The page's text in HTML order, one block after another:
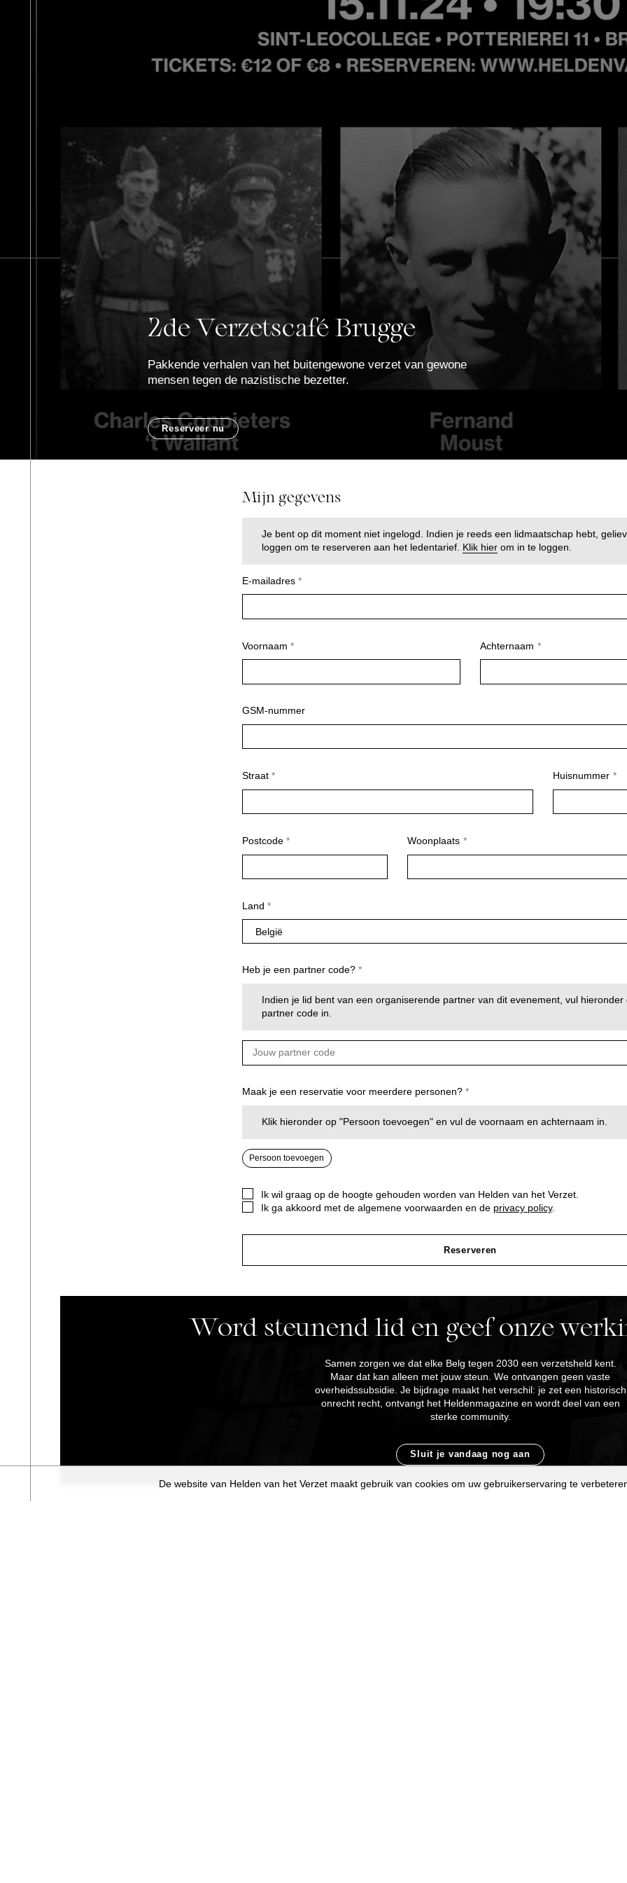
De website van Helden van het Verzet maakt gebruik van cookies om uw gebruikerservaring te
2de Verzetscafé Brugge
Pakkende verhalen van het buitengewone verzet van gewone
mensen tegen de nazistische bezetter.
Reserveer nu
Mijn gegevens
Je bent op dit moment niet ingelogd. Indien je reeds een lidmaatschap hebt,
loggen om te reserveren aan het ledentarief. Klik hier om in te loggen.
E-mailadres
Voornaam Achternaam
GSM-nummer
Straat Huisnummer
Postcode Woonplaats
Land
Heb je een partner code?
Indien je lid bent van een organiserende partner van dit evenement, vul hieronder dan
partner code in.
Maak je een reservatie voor meerdere personen?
Klik hieronder op "Persoon toevoegen" en vul de voornaam en achternaam in.
Persoon toevoegen
Ik wil graag op de hoogte gehouden worden van Helden van het Verzet.
Ik ga akkoord met de algemene voorwaarden en de privacy policy.
Reserveren
Word steunend lid en geef onze
Samen zorgen we dat elke Belg tegen 2030 een verzetsheld kent.
Maar dat kan alleen met jouw steun. We ontvangen geen vaste
overheidssubsidie. Je bijdrage maakt het verschil: je zet een historisch
onrecht recht, ontvangt het Heldenmagazine en wordt deel van een
sterke community.
Sluit je vandaag nog aan